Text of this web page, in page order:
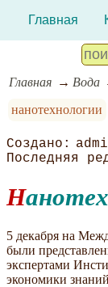
Главная
Главная Вода
нанотехнологии
5 декабря на
были
экспертами
экономики